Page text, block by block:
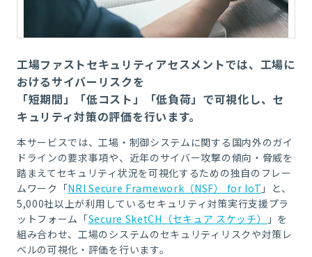
工場ファストセキュリティアセスメントでは、工場に
おけるサイバーリスクを
「短期間」「低コスト」「低負荷」で可視化し、セ
キュリティ対策の評価を行います。
本サービスでは、工場・制御システムに関する国内外のガイ
ドラインの要求事項や、近年のサイバー攻撃の傾向・脅威を
踏まえてセキュリティ状況を可視化するための独自のフレー
ムワーク「NRI Secure Framework（NSF） for IoT 」と、
5,000社以上が利用しているセキュリティ対策実行支援プラ
ットフォーム「Secure SketCH（セキュア スケッチ）
」を
組み合わせ、工場のシステムのセキュリティリスクや対策レ
ベルの可視化・評価を行います。